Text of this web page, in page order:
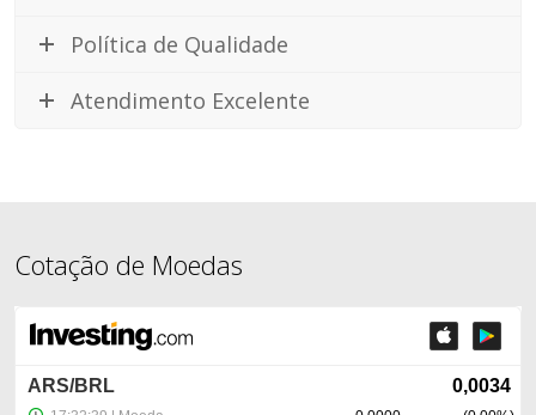
Política de Qualidade
Atendimento Excelente
Cotação de Moedas